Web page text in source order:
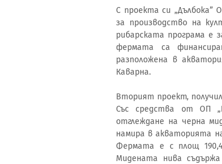
С проекта си „Дълбока”
за производство на
рибарската програма е
фермата са
разположена в
Каварна.
Вторият проект,
Със средства от ОП
отглеждане на черна
намира в акваторията
Фермата е с площ
Мидената нива